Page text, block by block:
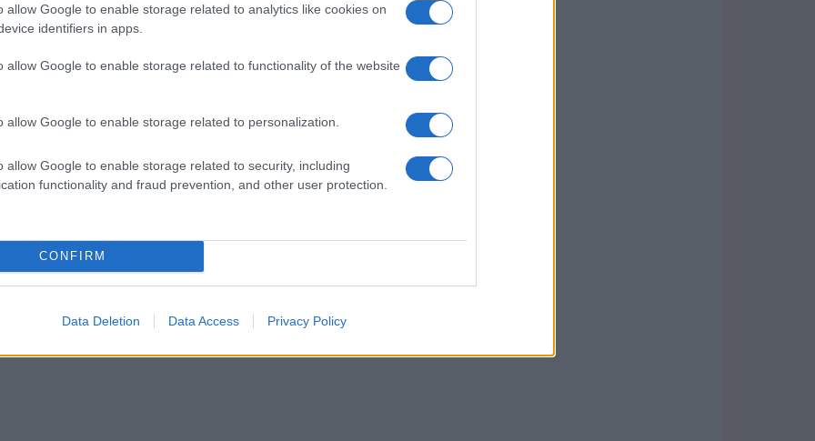
allow Google to enable storage related to analytics like cookies on
identifiers in apps.
allow Google to enable storage related to functionality of the website
allow Google to enable storage related to personalization.
allow Google to enable storage related to security, including
functionality and fraud prevention, and other user protection.
CONFIRM
Data Deletion Data Access Privacy Policy
Morrison. Le scelte di abbigliamento di
mescolando capi casual con haute
Buckley. Questa talentuosa attrice
dalla critica per opere comeJudy eLa figlia
in
Con l’assistenza della stylist Danielle
che riflette la sua personalità distintiva:
abiti di
tradizionali.